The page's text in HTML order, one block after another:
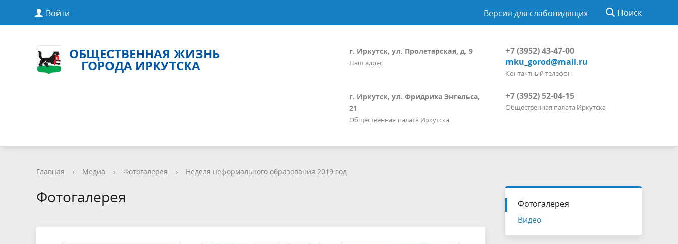
Войти Версия для слабовидящих Поиск
ОБЩЕСТВЕННАЯ ЖИЗНЬ
ГОРОДА ИРКУТСКА
г. Иркутск, ул. Пролетарская, д. 9
Наш адрес
г. Иркутск, ул. Фридриха Энгельса,
21
Общественная палата Иркутска
+7 (3952) 43-47-00
mku_gorod@mail.ru
Контактный телефон
+7 (3952) 52-04-15
Общественная палата Иркутска
Главная › Медиа › Фотогалерея › Неделя неформального образования 2019 год
Фотогалерея
Фотогалерея
Видео